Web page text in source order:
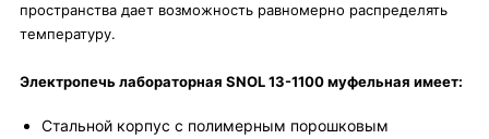
пространства дает возможность равномерно распределять
температуру.
Электропечь лабораторная SNOL 13-1100 муфельная имеет:
Стальной корпус с полимерным порошковым